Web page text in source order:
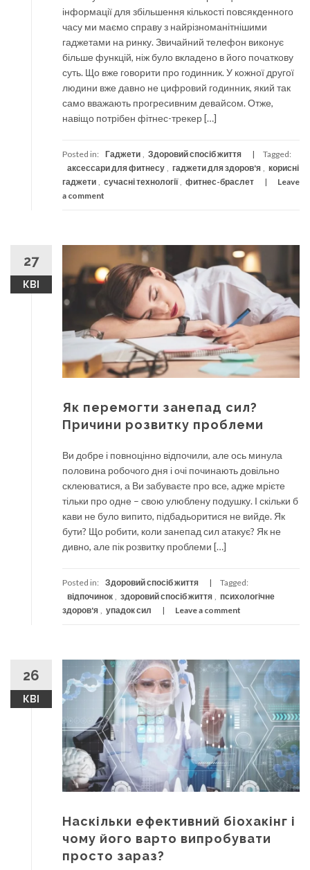
інформації для збільшення кількості повсякденного
часу ми маємо справу з найрізноманітнішими
гаджетами на ринку. Звичайний телефон виконує
більше функцій, ніж було вкладено в його початкову
суть. Що вже говорити про годинник. У кожної другої
людини вже давно не цифровий годинник, який так
само вважають прогресивним девайсом. Отже,
навіщо потрібен фітнес-трекер […]
Posted in: Гаджети , Здоровий спосіб життя
Tagged:
аксессари для фитнесу , гаджети для здоров'я , корисні
гаджети , сучасні технології , фитнес-браслет
Leave
a comment
27
КВІ
Як перемогти занепад сил?
Причини розвитку проблеми
Ви добре і повноцінно відпочили, але ось минула
половина робочого дня і очі починають довільно
склеюватися, а Ви забуваєте про все, адже мрієте
тільки про одне – свою улюблену подушку. І скільки б
кави не було випито, підбадьоритися не вийде. Як
бути? Що робити, коли занепад сил атакує? Як не
дивно, але пік розвитку проблеми […]
Posted in: Здоровий спосіб життя
Tagged:
відпочинок
здоровий спосіб життя
психологічне
здоров'я
упадок сил Leave a comment
26
КВІ
Наскільки ефективний біохакінг і
чому його варто випробувати
просто зараз?